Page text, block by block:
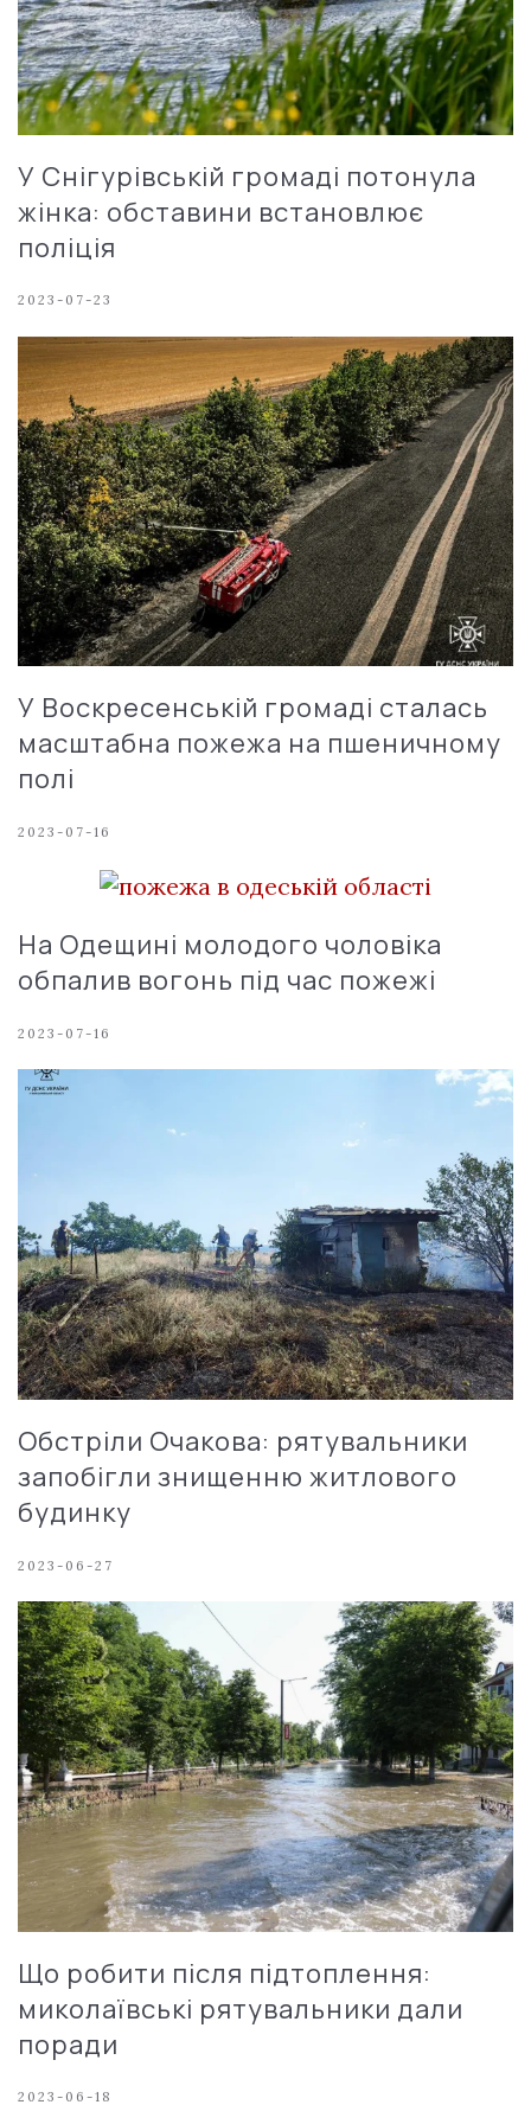
У Снігурівській громаді потонула
жінка: обставини встановлює
поліція
2023-07-23
У Воскресенській громаді сталась
масштабна пожежа на пшеничному
полі
2023-07-16
На Одещині молодого чоловіка
обпалив вогонь під час пожежі
2023-07-16
Обстріли Очакова: рятувальники
запобігли знищенню житлового
будинку
2023-06-27
Що робити після підтоплення:
миколаївські рятувальники дали
поради
2023-06-18